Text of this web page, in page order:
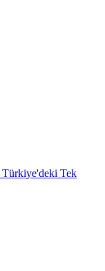
Türkiye'deki Tek